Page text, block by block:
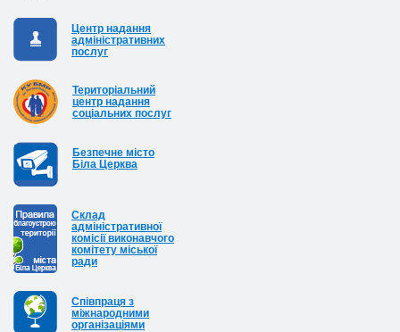
Центр надання
адміністративних
послуг
Територіальний
центр надання
соціальних послуг
Безпечне місто
Біла Церква
Cклад
адміністративної
комісії виконавчого
комітету міської
ради
Співпраця з
міжнародними
організаціями